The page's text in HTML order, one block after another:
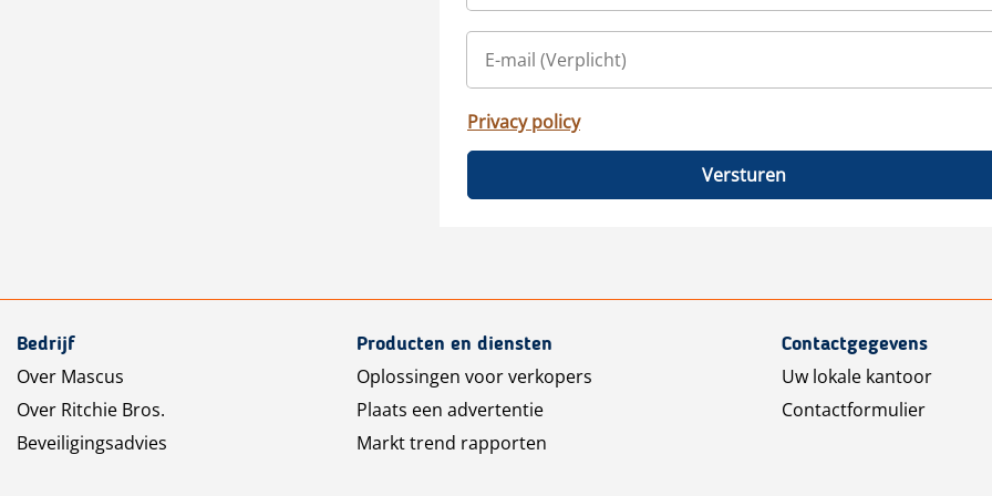
Privacy policy
Versturen
Bedrijf
Over Mascus
Over Ritchie Bros.
Beveiligingsadvies
Producten en diensten
Oplossingen voor verkopers
Plaats een advertentie
Markt trend rapporten
Contactgegevens
Uw lokale kantoor
Contactformulier